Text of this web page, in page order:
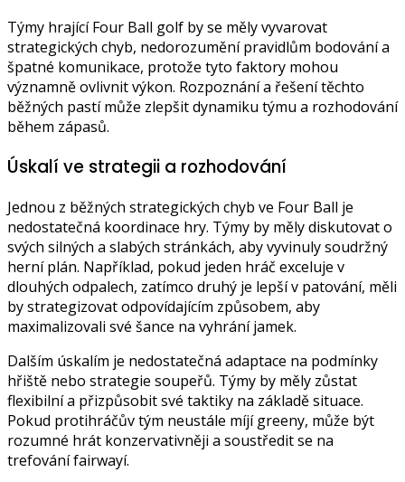
Týmy hrající Four Ball golf by se měly vyvarovat
strategických chyb, nedorozumění pravidlům bodování a
špatné komunikace, protože tyto faktory mohou
významně ovlivnit výkon. Rozpoznání a řešení těchto
běžných pastí může zlepšit dynamiku týmu a rozhodování
během zápasů.
Úskalí ve strategii a rozhodování
Jednou z běžných strategických chyb ve Four Ball je
nedostatečná koordinace hry. Týmy by měly diskutovat o
svých silných a slabých stránkách, aby vyvinuly soudržný
herní plán. Například, pokud jeden hráč exceluje v
dlouhých odpalech, zatímco druhý je lepší v patování, měli
by strategizovat odpovídajícím způsobem, aby
maximalizovali své šance na vyhrání jamek.
Dalším úskalím je nedostatečná adaptace na podmínky
hřiště nebo strategie soupeřů. Týmy by měly zůstat
flexibilní a přizpůsobit své taktiky na základě situace.
Pokud protihráčův tým neustále míjí greeny, může být
rozumné hrát konzervativněji a soustředit se na
trefování fairwayí.